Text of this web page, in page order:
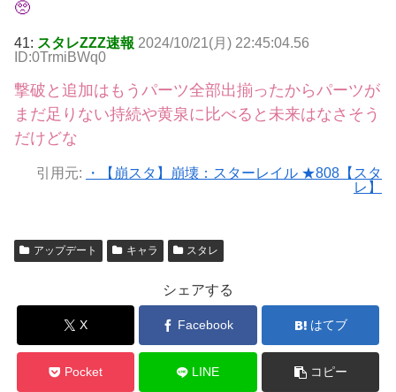
🥺
41: スタレZZZ速報 2024/10/21(月) 22:45:04.56
ID:0TrmiBWq0
撃破と追加はもうパーツ全部出揃ったからパーツが
まだ足りない持続や黄泉に比べると未来はなさそう
だけどな
引用元:
・【崩スタ】崩壊：スターレイル ★808【スタ
レ】
アップデート キャラ スタレ
シェアする
X Facebook はてブ
Pocket LINE コピー